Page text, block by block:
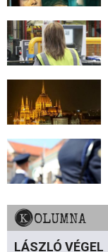
KOLUMNA
LÁSZLÓ VÉGEL